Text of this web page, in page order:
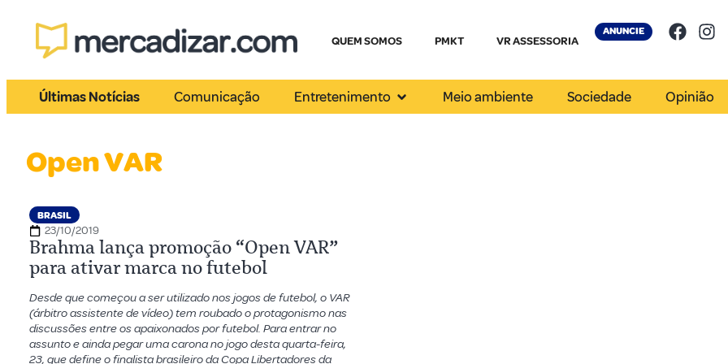
QUEM SOMOS PMKT VR ASSESSORIA
ANUNCIE
Últimas Notícias Comunicação Entretenimento Meio ambiente Sociedade Opinião
Open VAR
BRASIL
23/10/2019
Brahma lança promoção “Open VAR”
para ativar marca no futebol
Desde que começou a ser utilizado nos jogos de futebol, o VAR
(árbitro assistente de vídeo) tem roubado o protagonismo nas
discussões entre os apaixonados por futebol. Para entrar no
assunto e ainda pegar uma carona no jogo desta quarta-feira,
23, que define o finalista brasileiro da Copa Libertadores da